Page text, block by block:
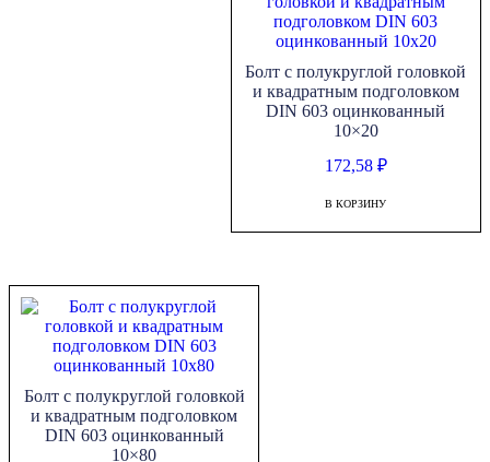
Болт с полукруглой головкой
и квадратным подголовком
DIN 603 оцинкованный
10×20
172,58 ₽
В КОРЗИНУ
Болт с полукруглой головкой
и квадратным подголовком
DIN 603 оцинкованный
10×80